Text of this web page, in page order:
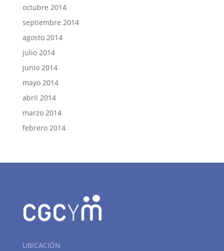
octubre 2014
septiembre 2014
agosto 2014
julio 2014
junio 2014
mayo 2014
abril 2014
marzo 2014
febrero 2014
UBICACIÓN